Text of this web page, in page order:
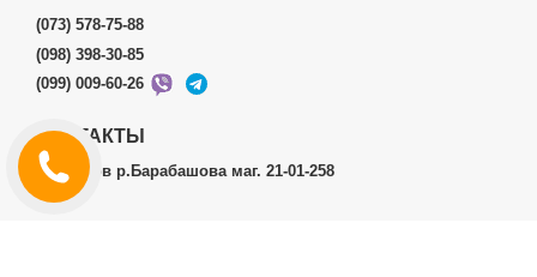
(073) 578-75-88
(098) 398-30-85
(099) 009-60-26
КОНТАКТЫ
г.Харьков р.Барабашова маг. 21-01-258